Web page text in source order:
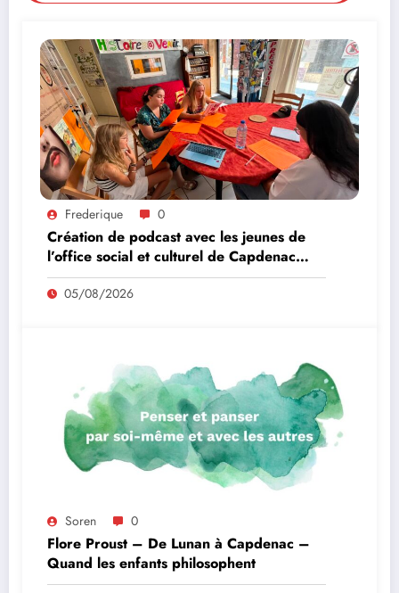
Frederique 0
Création de podcast avec les jeunes de
l’office social et culturel de Capdenac
Gare
05/08/2026
Soren 0
Flore Proust – De Lunan à Capdenac –
Quand les enfants philosophent